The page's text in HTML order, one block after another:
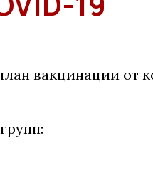
вакцинации от